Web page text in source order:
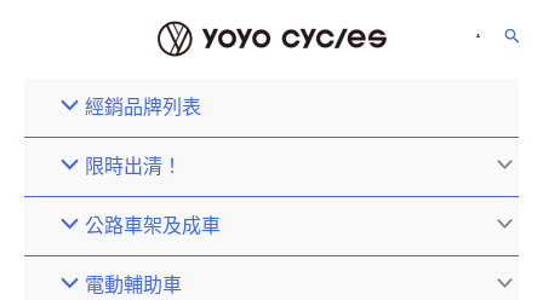
經銷品牌列表
限時出清！
公路車架及成車
電動輔助車